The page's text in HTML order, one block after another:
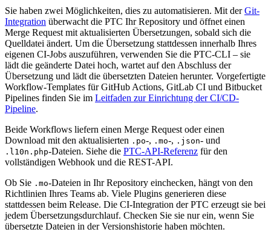
Sie haben zwei Möglichkeiten, dies zu automatisieren. Mit derGit-
Integration überwacht die PTC Ihr Repository und öffnet einen
Merge Request mit aktualisierten Übersetzungen, sobald sich die
Quelldatei ändert. Um die Übersetzung stattdessen innerhalb Ihres
eigenen CI-Jobs auszuführen, verwenden Sie die PTC-CLI – sie
lädt die geänderte Datei hoch, wartet auf den Abschluss der
Übersetzung und lädt die übersetzten Dateien herunter. Vorgefertigte
Workflow-Templates für GitHub Actions, GitLab CI und Bitbucket
Pipelines finden Sie im Leitfaden zur Einrichtung der CI/CD-
Pipeline.
Beide Workflows liefern einen Merge Request oder einen
Download mit den aktualisierten .po-, .mo-, .json- und
.l10n.php-Dateien. Siehe die PTC-API-Referenz für den
vollständigen Webhook und die REST-API.
Ob Sie .mo-Dateien in Ihr Repository einchecken, hängt von den
Richtlinien Ihres Teams ab. Viele Plugins generieren diese
stattdessen beim Release. Die CI-Integration der PTC erzeugt sie bei
jedem Übersetzungsdurchlauf. Checken Sie sie nur ein, wenn Sie
übersetzte Dateien in der Versionshistorie haben möchten.